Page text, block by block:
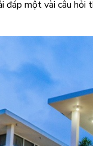
đáp một vài câu